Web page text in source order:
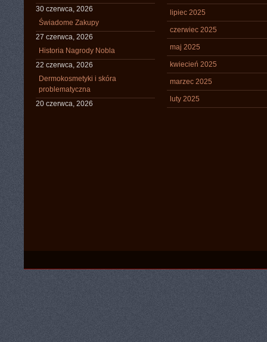
30 czerwca, 2026
Świadome Zakupy
27 czerwca, 2026
Historia Nagrody Nobla
22 czerwca, 2026
Dermokosmetyki i skóra
problematyczna
20 czerwca, 2026
lipiec 2025
czerwiec 2025
maj 2025
kwiecień 2025
marzec 2025
luty 2025